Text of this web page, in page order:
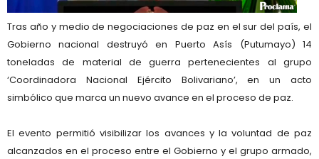
Tras año y medio de negociaciones de paz en el sur del país, el
Gobierno nacional destruyó en Puerto Asís (Putumayo) 14
toneladas de material de guerra pertenecientes al grupo
‘Coordinadora Nacional Ejército Bolivariano’, en un acto
simbólico que marca un nuevo avance en el proceso de paz.
El evento permitió visibilizar los avances y la voluntad de paz
alcanzados en el proceso entre el Gobierno y el grupo armado,